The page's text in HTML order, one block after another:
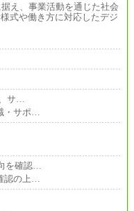
え、事業活動を通じた社会
式や働き方に対応したデジ
サ…
・サポ…
を確認…
認の上…